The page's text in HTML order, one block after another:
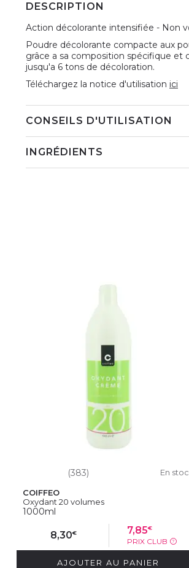
DESCRIPTION
Action décolorante intensifiée - Non
Poudre décolorante compacte aux
grâce a sa composition spécifique et
jusqu'a 6 tons de décoloration.
Téléchargez la notice d'utilisation ici
CONSEILS D'UTILISATION
INGRÉDIENTS
(383) En
COIFFEO
Oxydant 20 volumes
1000ml
8,30€ 7,85€
PRIX CLUB ?
AJOUTER AU PANIER